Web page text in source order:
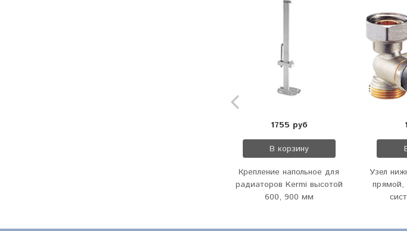
1755 руб
В корзину
Крепление напольное для
радиаторов Kermi высотой
600, 900 мм
Узел
прямой,